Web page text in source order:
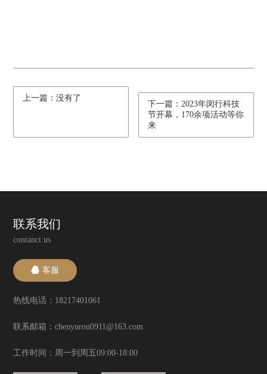
上一篇：没有了
下一篇：2023年闵行科技
节开幕，170余项活动等你
来
联系我们
contanct us
客服
热线电话：18217401061
联系邮箱：chenyurou0911@163.com
工作时间：周一到周五09:00-18:00